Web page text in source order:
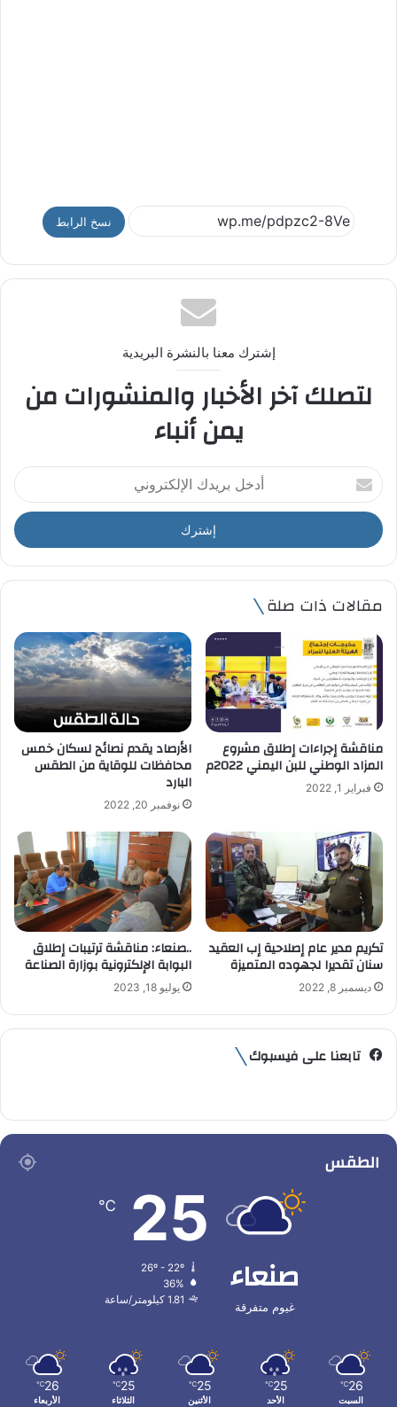
نسخ الرابط
إشترك معنا بالنشرة البريدية
لتصلك آخر الأخبار والمنشورات من
يمن أنباء
أ
د
خ
ل
ر
د
ا
ك
ر
و
ن
مقالات ذات صلة
مناقشة إجراءات إطلاق مشروع
المزاد الوطني للبن اليمني 2022م
فبراير 1, 2022
الأرصاد يقدم نصائح لسكان خمس
محافظات للوقاية من الطقس
البارد
نوفمبر 20, 2022
تكريم مدير عام إصلاحية إب العقيد
سنان تقديرا لجهوده المتميزة
ديسمبر 8, 2022
..صنعاء: مناقشة ترتيبات إطلاق
البوابة الإلكترونية بوزارة الصناعة
يوليو 18, 2023
تابعنا على فيسبوك
الطقس
صنعاء
غيوم متفرقة
25
℃
26º - 22º
36%
1.81 كيلومتر/ساعة
26
℃
السبت
25
℃
الأحد
25
℃
الأثنين
25
℃
الثلاثاء
26
℃
الأربعاء